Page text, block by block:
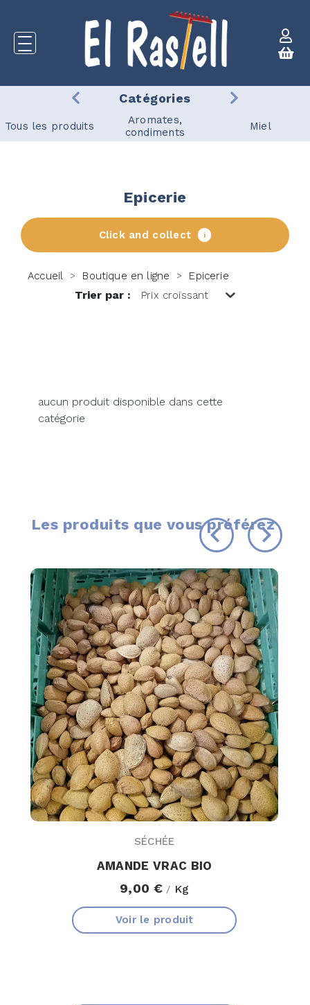
Catégories
Tous les produits
Aromates,
condiments
Miel
Epicerie
Click and collect i
Accueil > Boutique en ligne > Epicerie
Trier par :
aucun produit disponible dans cette
catégorie
Les produits que vous préférez
SÉCHÉE
AMANDE VRAC BIO
9,00 € / Kg
Voir le produit